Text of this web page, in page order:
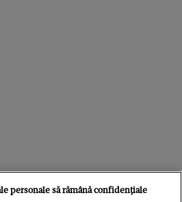
personale să rămână confidențiale